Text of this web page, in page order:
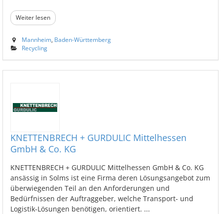
Weiter lesen
Mannheim Baden-Württemberg
Recycling
KNETTENBRECH + GURDULIC Mittelhessen
GmbH & Co. KG
KNETTENBRECH + GURDULIC Mittelhessen GmbH & Co. KG
ansässig in Solms ist eine Firma deren Lösungsangebot zum
überwiegenden Teil an den Anforderungen und
Bedürfnissen der Auftraggeber, welche Transport- und
Logistik-Lösungen benötigen, orientiert. ...